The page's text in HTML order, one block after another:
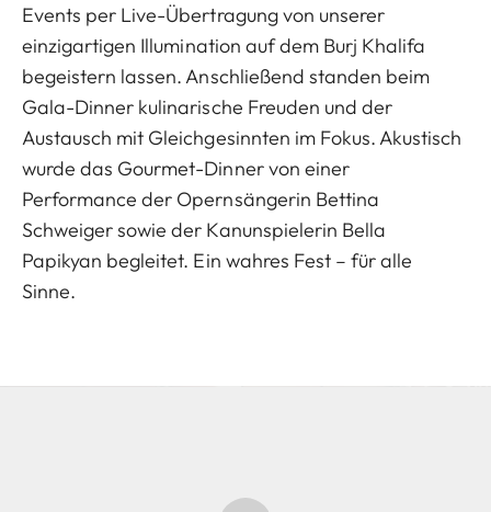
Events per Live-Übertragung von unserer
einzigartigen Illumination auf dem Burj Khalifa
begeistern lassen. Anschließend standen beim
Gala-Dinner kulinarische Freuden und der
Austausch mit Gleichgesinnten im Fokus. Akustisch
wurde das Gourmet-Dinner von einer
Performance der Opernsängerin Bettina
Schweiger sowie der Kanunspielerin Bella
Papikyan begleitet. Ein wahres Fest – für alle
Sinne.